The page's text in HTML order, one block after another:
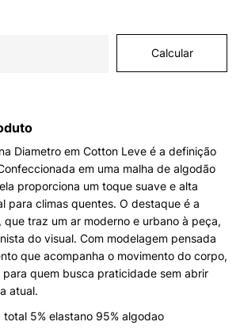
Diametro em Cotton Leve é a definição
em uma malha de algodão
proporciona um toque suave e alta
para climas quentes. O destaque é a
traz um ar moderno e urbano à peça,
do visual. Com modelagem pensada
que acompanha o movimento do corpo,
quem busca praticidade sem abrir
atual.
total 5% elastano 95% algodao